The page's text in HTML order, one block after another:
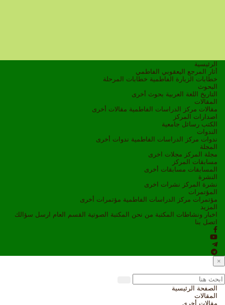
الرئيسية
أثار المرجع اليعقوبي الفاطمي
خطابات الزيارة الفاطمية خطابات المرحلة
البحوث
التاريخ
اللغة العربية بحوث أخرى
المقالات
مقالات مركز الدراسات الفاطمية مقالات أخرى
اصدارات المركز
الكتب رسائل جامعية
الندوات
ندوات مركز الدراسات الفاطمية ندوات أخرى
المجلة
مجلة المركز مجلات اخرى
مسابقات المركز
المسابقات مسابقات أخرى
النشرة
نشرة المركز نشرات اخرى
المؤتمرات
مؤتمرات مركز الدراسات الفاطمية مؤتمرات أخرى
المزيد
اخبار ونشاطات
المكتبة من نحن المكتبة الصوتية القسم العام ارسل سؤالك
اتصل بنا
×
الصفحة الرئيسية
المقالات
مقالات أخرى